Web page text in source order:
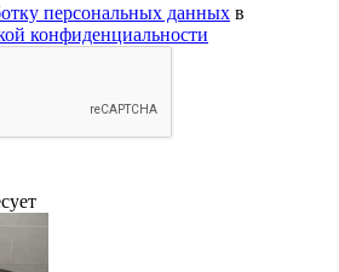
персональных данных в
конфиденциальности